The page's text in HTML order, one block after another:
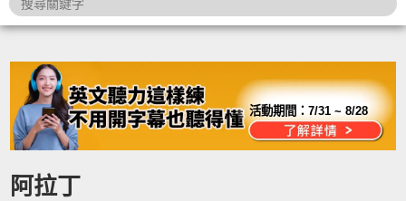
活動期間：7/31 ~ 8/28
阿拉丁